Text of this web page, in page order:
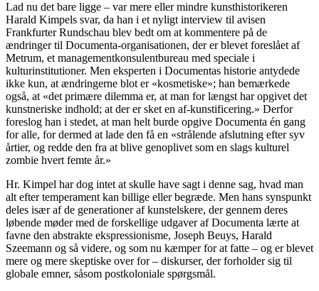
Lad nu det bare ligge – var mere eller mindre kunsthistorikeren
Harald Kimpels svar, da han i et nyligt interview til avisen
Frankfurter Rundschau blev bedt om at kommentere på de
ændringer til Documenta-organisationen, der er blevet foreslået af
Metrum, et managementkonsulentbureau med speciale i
kulturinstitutioner. Men eksperten i Documentas historie antydede
ikke kun, at ændringerne blot er «kosmetiske»; han bemærkede
også, at «det primære dilemma er, at man for længst har opgivet det
kunstneriske indhold; at der er sket en af-kunstificering.» Derfor
foreslog han i stedet, at man helt burde opgive Documenta én gang
for alle, for dermed at lade den få en «strålende afslutning efter syv
årtier, og redde den fra at blive genoplivet som en slags kulturel
zombie hvert femte år.»
Hr. Kimpel har dog intet at skulle have sagt i denne sag, hvad man
alt efter temperament kan billige eller begræde. Men hans synspunkt
deles især af de generationer af kunstelskere, der gennem deres
løbende møder med de forskellige udgaver af Documenta lærte at
favne den abstrakte ekspressionisme, Joseph Beuys, Harald
Szeemann og så videre, og som nu kæmper for at fatte – og er blevet
mere og mere skeptiske over for – diskurser, der forholder sig til
globale emner, såsom postkoloniale spørgsmål.